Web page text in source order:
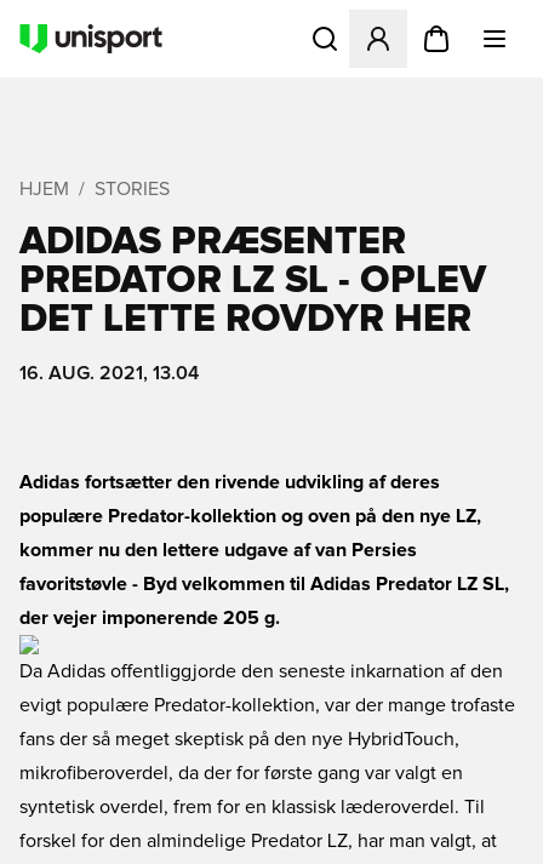
Åbner en Modal til at
HJEM STORIES
ADIDAS PRÆSENTER
PREDATOR LZ SL - OPLEV
DET LETTE ROVDYR HER
16. AUG. 2021, 13.04
Adidas fortsætter den rivende udvikling af deres
populære Predator-kollektion og oven på den nye LZ,
kommer nu den lettere udgave af van Persies
favoritstøvle - Byd velkommen til Adidas Predator LZ SL,
der vejer imponerende 205 g.
Da Adidas offentliggjorde den seneste inkarnation af den
evigt populære Predator-kollektion, var der mange trofaste
fans der så meget skeptisk på den nye HybridTouch,
mikrofiberoverdel, da der for første gang var valgt en
syntetisk overdel, frem for en klassisk læderoverdel. Til
forskel for den almindelige Predator LZ, har man valgt, at